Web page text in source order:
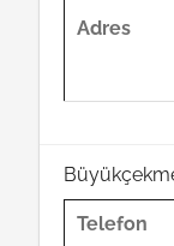
Adres
Telefon